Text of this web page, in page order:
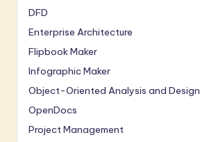
DFD
Enterprise Architecture
Flipbook Maker
Infographic Maker
Object-Oriented Analysis and Design
OpenDocs
Project Management